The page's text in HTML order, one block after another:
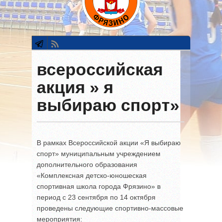
всероссийская
акция » я
выбираю спорт»
В рамках Всероссийской акции «Я выбираю
спорт» муниципальным учреждением
дополнительного образования
«Комплексная детско-юношеская
спортивная школа города Фрязино» в
период с 23 сентября по 14 октября
проведены следующие спортивно-массовые
мероприятия: